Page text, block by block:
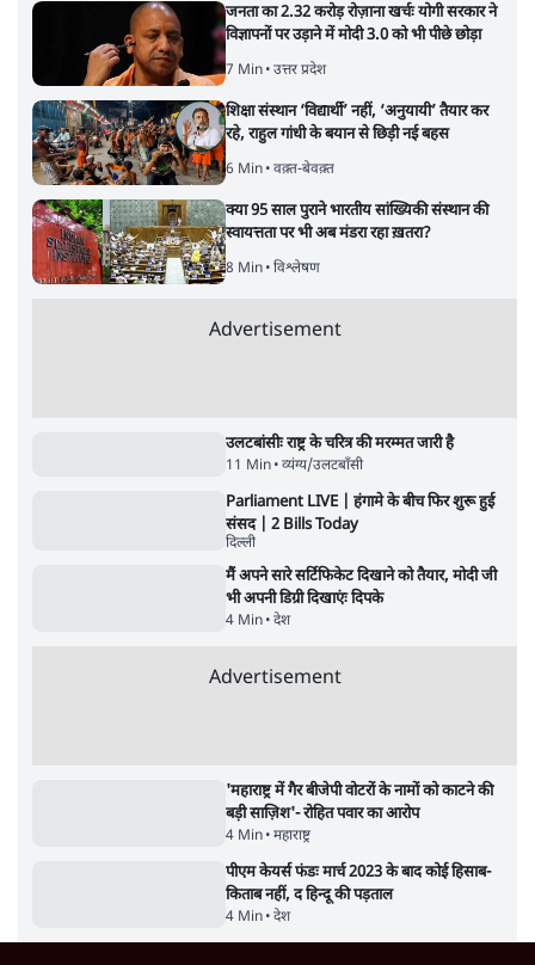
जनता का 2.32 करोड़ रोज़ाना खर्चः योगी सरकार ने
विज्ञापनों पर उड़ाने में मोदी 3.0 को भी पीछे छोड़ा
7 Min• उत्तर प्रदेश
शिक्षा संस्थान ‘विद्यार्थी’ नहीं, ‘अनुयायी’ तैयार कर
रहे, राहुल गांधी के बयान से छिड़ी नई बहस
6 Min• वक़्त-बेवक़्त
क्या 95 साल पुराने भारतीय सांख्यिकी संस्थान की
स्वायत्तता पर भी अब मंडरा रहा ख़तरा?
8 Min• विश्लेषण
Advertisement
उलटबांसीः राष्ट्र के चरित्र की मरम्मत जारी है
11 Min•व्यंग्य/उलटबाँसी
Parliament LIVE | हंगामे के बीच फिर शुरू हुई
संसद | 2 Bills Today
दिल्ली
भी अपनी डिग्री दिखाएंः दिपके
'महाराष्ट्र में गैर बीजेपी वोटरों के नामों को काटने की
बड़ी साज़िश'- रोहित पवार का आरोप